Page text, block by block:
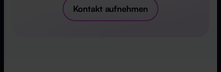
Kontakt aufnehmen